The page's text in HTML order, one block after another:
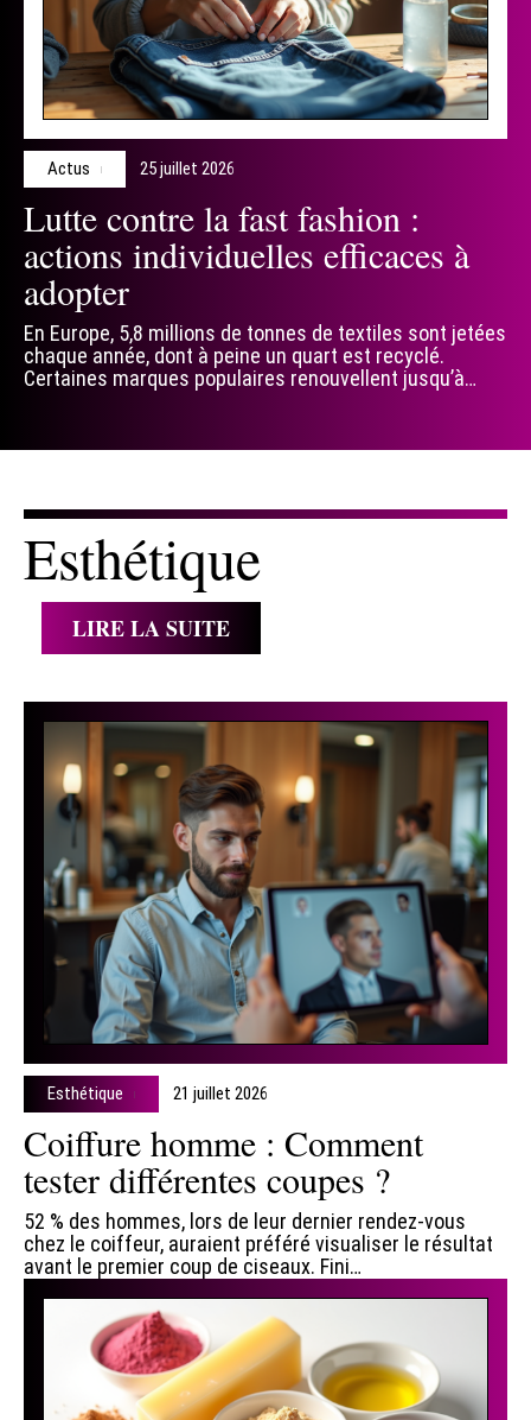
Actus 25 juillet 2026
Lutte contre la fast fashion :
actions individuelles efficaces à
adopter
En Europe, 5,8 millions de tonnes de textiles sont jetées
chaque année, dont à peine un quart est recyclé.
Certaines marques populaires renouvellent jusqu’à…
Esthétique
LIRE LA SUITE
Esthétique 21 juillet 2026
Coiffure homme : Comment
tester différentes coupes ?
52 % des hommes, lors de leur dernier rendez-vous
chez le coiffeur, auraient préféré visualiser le résultat
avant le premier coup de ciseaux. Fini…